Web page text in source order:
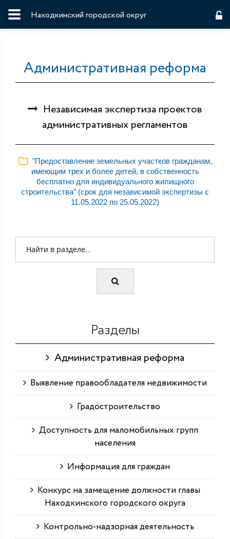
Находкинский городской округ
Административная реформа
Независимая экспертиза проектов
административных регламентов
"Предоставление земельных участков гражданам,
имеющим трех и более детей, в собственность
бесплатно для индивидуального жилищного
строительства" (срок для независимой экспертизы с
11.05.2022 по 25.05.2022)
Разделы
Административная реформа
Выявление правообладателя недвижимости
Градостроительство
Доступность для маломобильных групп
населения
Информация для граждан
Конкурс на замещение должности главы
Находкинского городского округа
Контрольно-надзорная деятельность